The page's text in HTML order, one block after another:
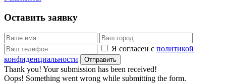
Оставить заявку
Я согласен с политикой
конфиденциальности
Thank you! Your submission has been received!
Oops! Something went wrong while submitting the form.